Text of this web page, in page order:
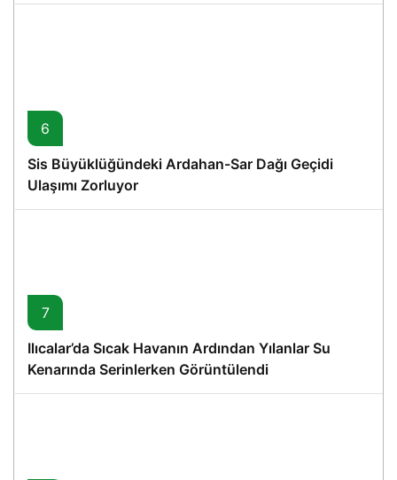
6
Sis Büyüklüğündeki Ardahan-Sar Dağı Geçidi
Ulaşımı Zorluyor
7
Ilıcalar’da Sıcak Havanın Ardından Yılanlar Su
Kenarında Serinlerken Görüntülendi